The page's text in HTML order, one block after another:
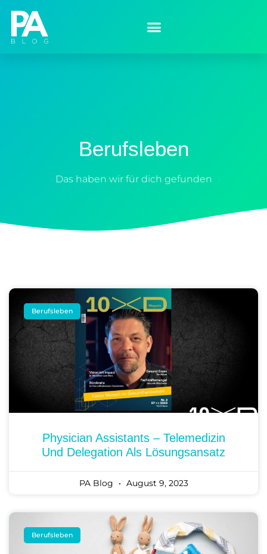
Berufsleben
Das haben wir für dich gefunden
Berufsleben
Physician Assistants – Telemedizin
Und Delegation Als Lösungsansatz
PA Blog August 9, 2023
Berufsleben